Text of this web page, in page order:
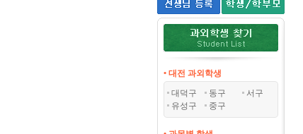
• 대전 과외학생
대덕구
동구
서구
유성구
중구